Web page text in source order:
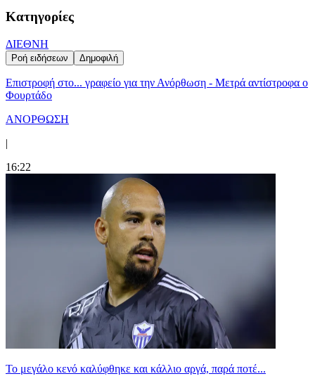
Κατηγορίες
ΔΙΕΘΝΗ
Ροή ειδήσεων Δημοφιλή
Επιστροφή στο... γραφείο για την Ανόρθωση - Μετρά αντίστροφα ο
Φουρτάδο
ΑΝΟΡΘΩΣΗ
|
16:22
Το μεγάλο κενό καλύφθηκε και κάλλιο αργά, παρά ποτέ...